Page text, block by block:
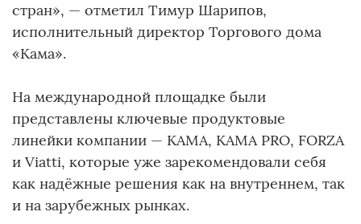
стран», — отметил Тимур Шарипов,
исполнительный директор Торгового дома
«Кама».
На международной площадке были
представлены ключевые продуктовые
линейки компании — KAMA, KAMA PRO, FORZA
и Viatti, которые уже зарекомендовали себя
как надёжные решения как на внутреннем, так
и на зарубежных рынках.